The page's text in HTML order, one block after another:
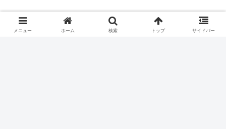
シェアする
メニュー ホーム 検索 トップ サイドバー